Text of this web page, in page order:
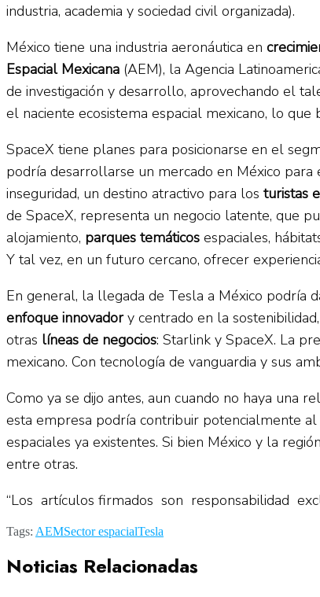
industria, academia y sociedad civil organizada).
México tiene una industria aeronáutica en
Espacial Mexicana (AEM), la Agencia
de investigación y desarrollo, aprovechando el
el naciente ecosistema espacial mexicano, lo
SpaceX tiene planes para posicionarse en el
podría desarrollarse un mercado en México
inseguridad, un destino atractivo para los turistas
de SpaceX, representa un negocio latente, que
alojamiento, parques temáticos espaciales,
Y tal vez, en un futuro cercano, ofrecer
En general, la llegada de Tesla a México podría
enfoque innovadory centrado en la
otras líneas de negocios: Starlink y SpaceX. La
mexicano. Con tecnología de vanguardia y sus
Como ya se dijo antes, aun cuando no haya una
esta empresa podría contribuir potencialmente al
espaciales ya existentes. Si bien México y la
entre otras.
“Los artículos firmados son responsabilidad
Tags: AEMSector espacialTesla
Noticias Relacionadas